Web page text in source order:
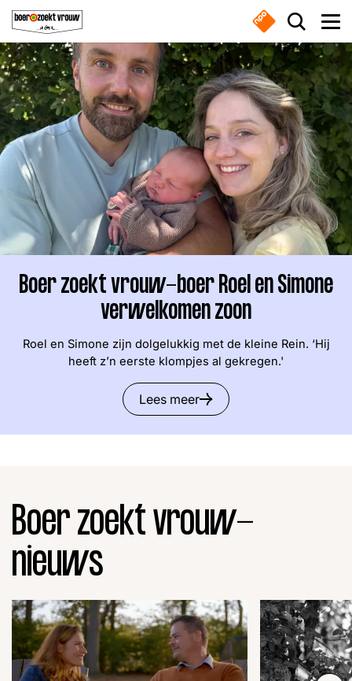
Overslaan en naar de inhoud gaan
ZoekMenu
Boeren
Nieuws
Boer zoekt vrouw gemist
Online series
Nieuwsbrief
Word lid
Waar ben je naar op zoek?
Zoeken
Meest gezocht
Boeren Deedry Jan
Nieuws Nieuwsbrief
Boer zoekt vrouw-boer Roel en Simone
verwelkomen zoon
Roel en Simone zijn dolgelukkig met de kleine Rein. ‘Hij
heeft z’n eerste klompjes al gekregen.'
Lees meer
Boer zoekt vrouw-
nieuws